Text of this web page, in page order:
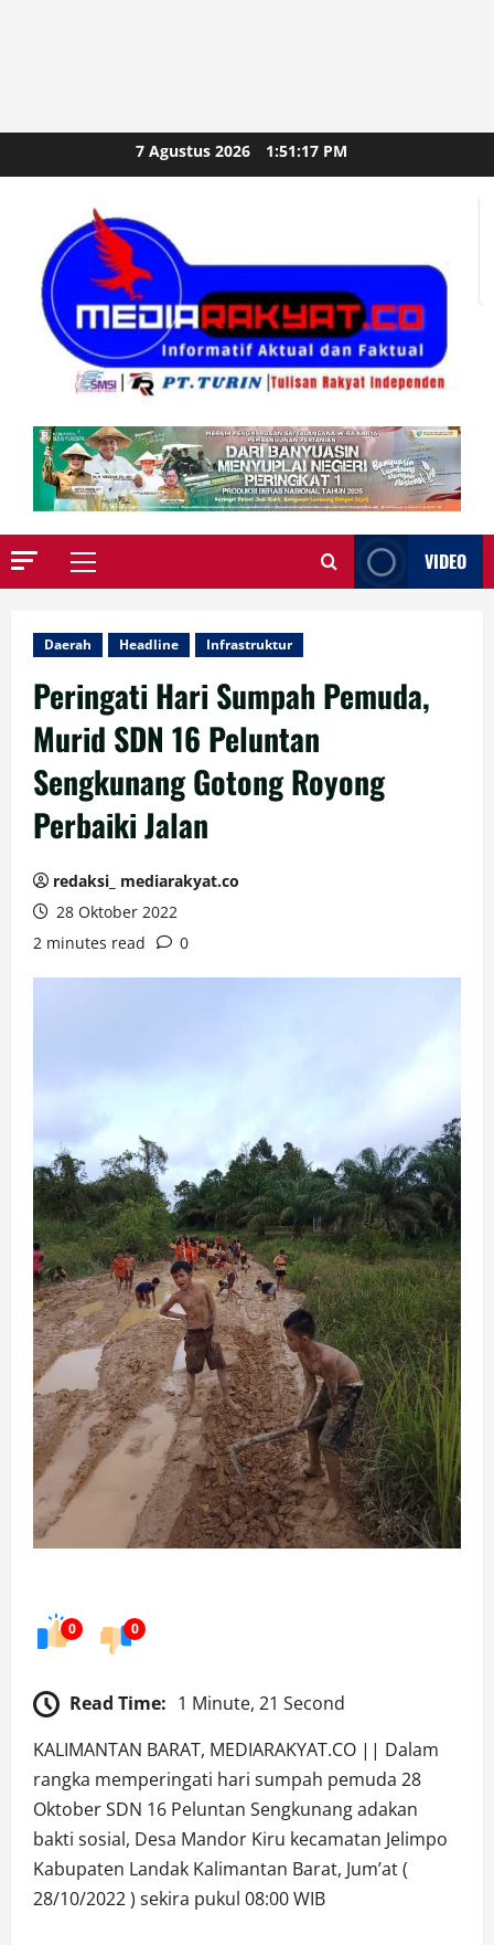
to
7 Agustus 2026 1:51:19 PM
Primary
VIDEO
Daerah Headline Infrastruktur
Peringati Hari Sumpah Pemuda,
Murid SDN 16 Peluntan
Sengkunang Gotong Royong
Perbaiki Jalan
redaksi_ mediarakyat.co
28 Oktober 2022
2 minutes read
0
0 0
Read Time: 1 Minute, 21 Second
KALIMANTAN BARAT, MEDIARAKYAT.CO || Dalam
rangka memperingati hari sumpah pemuda 28
Oktober SDN 16 Peluntan Sengkunang adakan
bakti sosial, Desa Mandor Kiru kecamatan Jelimpo
Kabupaten Landak Kalimantan Barat, Jum’at (
28/10/2022 ) sekira pukul 08:00 WIB